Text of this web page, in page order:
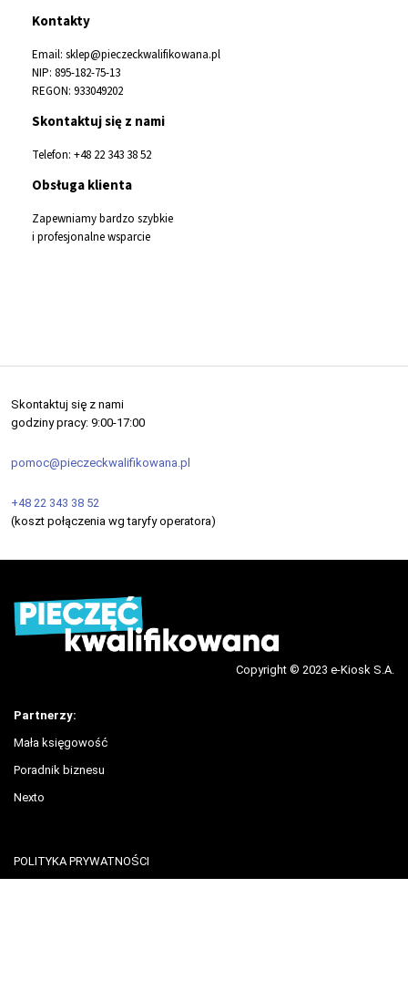
Kontakty
Email: sklep@pieczeckwalifikowana.pl
NIP: 895-182-75-13
REGON: 933049202
Skontaktuj się z nami
Telefon: +48 22 343 38 52
Obsługa klienta
Zapewniamy bardzo szybkie
i profesjonalne wsparcie
Skontaktuj się z nami
godziny pracy: 9:00-17:00
pomoc@pieczeckwalifikowana.pl
+48 22 343 38 52
(koszt połączenia wg taryfy operatora)
Copyright © 2023 e-Kiosk S.A.
Partnerzy:
Mała księgowość
Poradnik biznesu
Nexto
POLITYKA PRYWATNOŚCI